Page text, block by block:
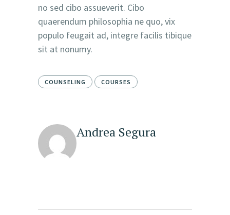
no sed cibo assueverit. Cibo
quaerendum philosophia ne quo, vix
populo feugait ad, integre facilis tibique
sit at nonumy.
COUNSELING COURSES
Andrea Segura